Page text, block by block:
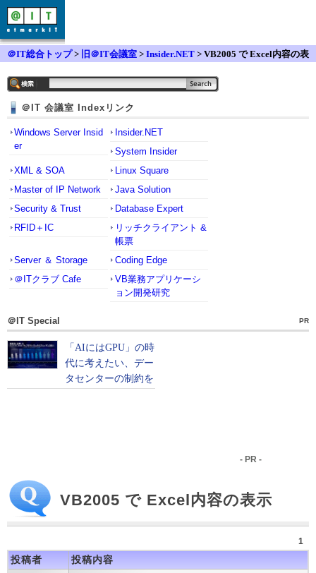
＠IT総合トップ> 旧＠IT会議室 > Insider.NET > VB2005 で Excel内容の表
＠IT 会議室 Indexリンク
Windows Server Insid
er
Insider.NET
System Insider
XML & SOA
Linux Square
Master of IP Network
Java Solution
Security & Trust
Database Expert
RFID＋IC
リッチクライアント &
帳票
Server ＆ Storage
Coding Edge
＠ITクラブ Cafe
VB業務アプリケーシ
ョン開発研究
＠IT Special PR
- PR -
VB2005 で Excel内容の表示
1
投稿者 投稿内容